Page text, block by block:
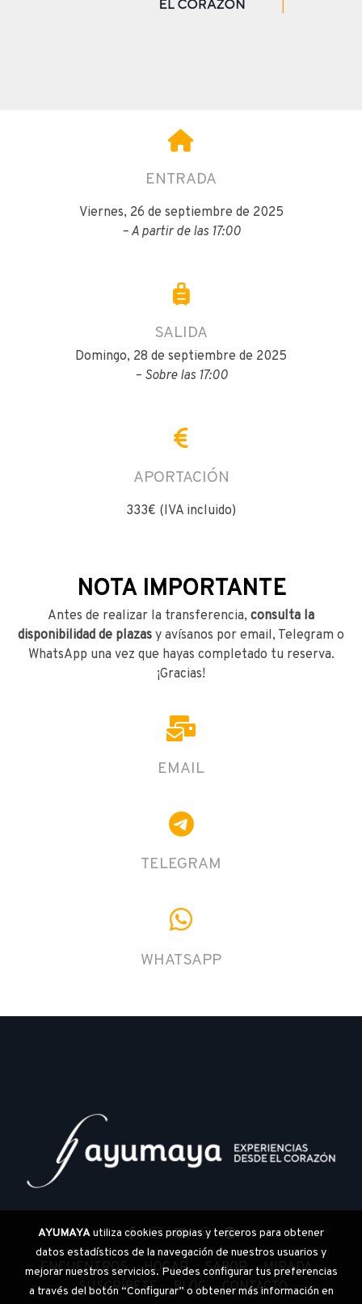
ENTRADA
Viernes, 26 de septiembre de 2025
– A partir de las 17:00
SALIDA
Domingo, 28 de septiembre de 2025
– Sobre las 17:00
APORTACIÓN
333€ (IVA incluido)
EMAIL
TELEGRAM
WHATSAPP
NOTA IMPORTANTE
Antes de realizar la transferencia, consulta la
disponibilidad de plazas y avísanos por email, Telegram o
WhatsApp una vez que hayas completado tu reserva.
¡Gracias!
ENCUENTROS HOGAR SABOR
MIRADA
SUSCRÍBETE
BLOGCONTACTO
AYUMAYAutiliza cookies propias y terceros para obtener
datos estadísticos de la navegación de nuestros usuarios y
mejorar nuestros servicios. Puedes configurar tus preferencias
a través del botón “Configurar” o obtener más información en